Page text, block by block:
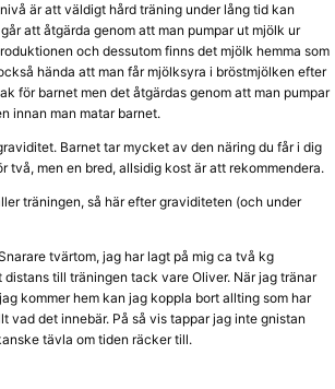
är att väldigt hård träning under lång tid kan
att åtgärda genom att man pumpar ut mjölk ur
och dessutom finns det mjölk hemma som
hända att man får mjölksyra i bröstmjölken efter
för barnet men det åtgärdas genom att man pumpar
innan man matar barnet.
Barnet tar mycket av den näring du får i dig
men en bred, allsidig kost är att rekommendera.
träningen, så här efter graviditeten (och under
tvärtom, jag har lagt på mig ca två kg
till träningen tack vare Oliver. När jag tränar
kommer hem kan jag koppla bort allting som har
vad det innebär. På så vis tappar jag inte gnistan
tävla om tiden räcker till.